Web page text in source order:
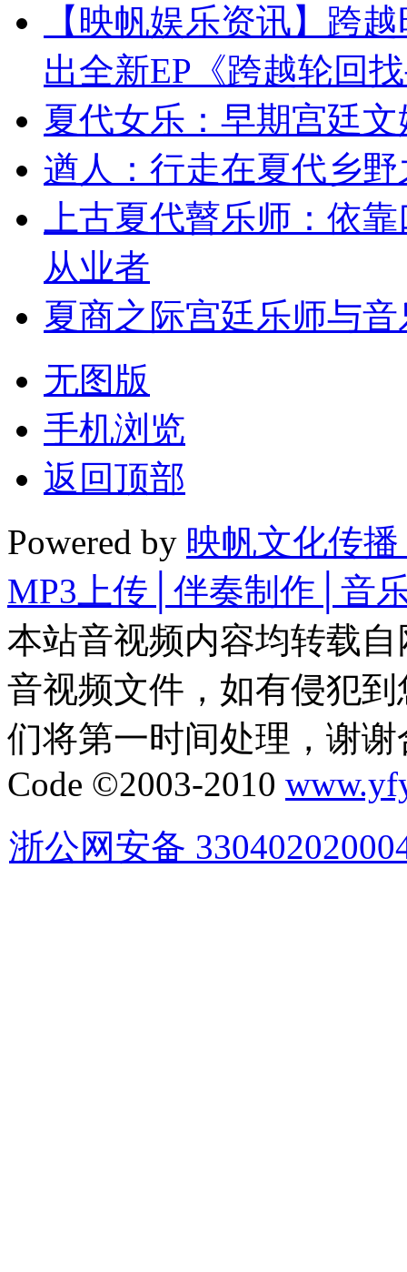
【映帆娱乐资讯】跨
出全新EP《跨越轮回
夏代女乐：早期宫廷
遒人：行走在夏代乡
上古夏代瞽乐师：依
从业者
夏商之际宫廷乐师与
无图版
手机浏览
返回顶部
Powered by 映帆文化传
MP3上传│伴奏制作│音
本站音视频内容均转载
音视频文件，如有侵犯
们将第一时间处理，谢谢
Code ©2003-2010
浙公网安备